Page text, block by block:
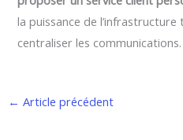
la puissance de
centraliser les communications.
← Article précédent